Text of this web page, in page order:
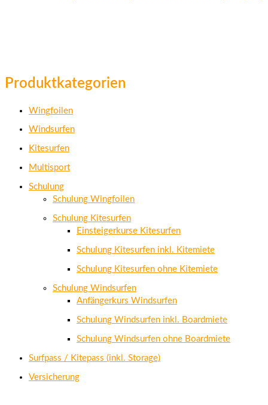
Produktkategorien
Wingfoilen
Windsurfen
Kitesurfen
Multisport
Schulung
Schulung Wingfoilen
Schulung Kitesurfen
Einsteigerkurse Kitesurfen
Schulung Kitesurfen inkl. Kitemiete
Schulung Kitesurfen ohne Kitemiete
Schulung Windsurfen
Anfängerkurs Windsurfen
Schulung Windsurfen inkl. Boardmiete
Schulung Windsurfen ohne Boardmiete
Surfpass / Kitepass (inkl. Storage)
Versicherung